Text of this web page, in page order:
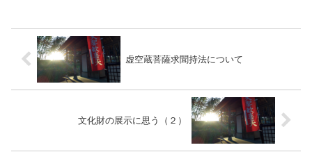
虚空蔵菩薩求聞持法について
文化財の展示に思う（２）